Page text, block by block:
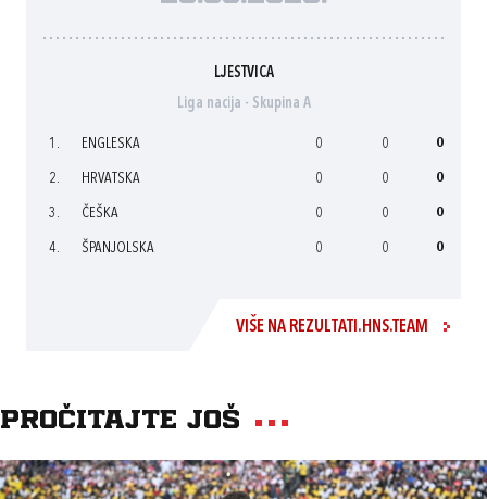
LJESTVICA
Liga nacija - Skupina A
1. ENGLESKA 0 0 0
2. HRVATSKA 0 0 0
3. ČEŠKA 0 0 0
4. ŠPANJOLSKA 0 0 0
VIŠE NA REZULTATI.HNS.TEAM
Pročitajte još